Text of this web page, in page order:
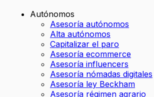
Autónomos
Asesoría autónomos
Alta autónomos
Capitalizar el paro
Asesoría ecommerce
Asesoría influencers
Asesoría nómadas digitales
Asesoría ley Beckham
Asesoría régimen agrario